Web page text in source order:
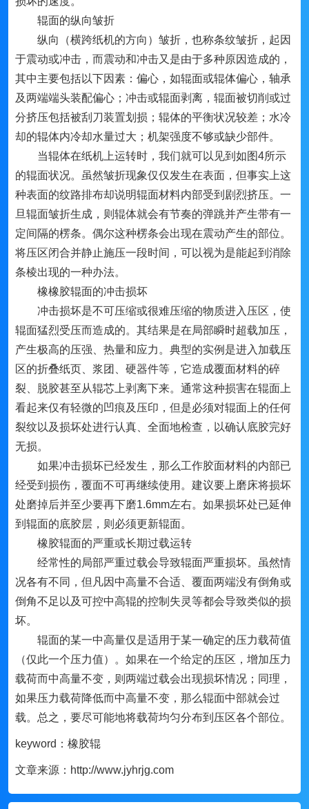
辊面的纵向皱折
纵向（横跨纸机的方向）皱折，也称条纹皱折，起因
于震动或冲击，而震动和冲击又是由于多种原因造成的，
其中主要包括以下因素：偏心，如辊面或辊体偏心，轴承
及两端端头装配偏心；冲击或辊面剥离，辊面被切削或过
分挤压包括被刮刀装置划损；辊体的平衡状况较差；水冷
却的辊体内冷却水量过大；机架强度不够或缺少部件。
当辊体在纸机上运转时，我们就可以见到如图4所示
的辊面状况。虽然皱折现象仅仅发生在表面，但事实上这
种表面的纹路排布却说明辊面材料内部受到剧烈挤压。一
旦辊面皱折生成，则辊体就会有节奏的弹跳并产生带有一
定间隔的楞条。偶尔这种楞条会出现在震动产生的部位。
将压区闭合并静止施压一段时间，可以视为是能起到消除
条棱出现的一种办法。
橡橡胶辊面的冲击损坏
冲击损坏是不可压缩或很难压缩的物质进入压区，使
辊面猛烈受压而造成的。其结果是在局部瞬时超载加压，
产生极高的压强、热量和应力。典型的实例是进入加载压
区的折叠纸页、浆团、硬器件等，它造成覆面材料的碎
裂、脱胶甚至从辊芯上剥离下来。通常这种损害在辊面上
看起来仅有轻微的凹痕及压印，但是必须对辊面上的任何
裂纹以及损坏处进行认真、全面地检查，以确认底胶完好
无损。
如果冲击损坏已经发生，那么工作胶面材料的内部已
经受到损伤，覆面不可再继续使用。建议要上磨床将损坏
处磨掉后并至少要再下磨1.6mm左右。如果损坏处已延伸
到辊面的底胶层，则必须更新辊面。
橡胶辊面的严重或长期过载运转
经常性的局部严重过载会导致辊面严重损坏。虽然情
况各有不同，但凡因中高量不合适、覆面两端没有倒角或
倒角不足以及可控中高辊的控制失灵等都会导致类似的损
坏。
辊面的某一中高量仅是适用于某一确定的压力载荷值
（仅此一个压力值）。如果在一个给定的压区，增加压力
载荷而中高量不变，则两端过载会出现损坏情况；同理，
如果压力载荷降低而中高量不变，那么辊面中部就会过
载。总之，要尽可能地将载荷均匀分布到压区各个部位。
keyword：橡胶辊
文章来源：http://www.jyhrjg.com